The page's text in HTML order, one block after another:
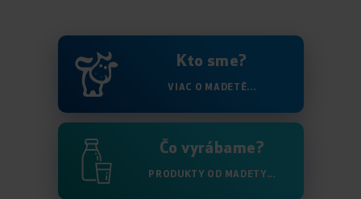
Kto sme?
VIAC O MADETĚ...
Čo vyrábame?
PRODUKTY OD MADETY...